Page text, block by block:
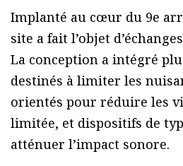
Implanté au cœur du 9e
site a fait l’objet
La conception a intégré
destinés à limiter les
orientés pour réduire les
limitée, et dispositifs de
atténuer l’impact sonore.